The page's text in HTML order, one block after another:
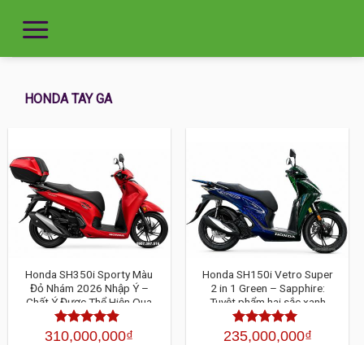
HONDA TAY GA
Honda SH350i Sporty Màu
Đỏ Nhám 2026 Nhập Ý –
Chất Ý Được Thể Hiện Qua
Từng Chi Tiết
Được xếp
310,000,000₫
Honda SH150i Vetro Super
2 in 1 Green – Sapphire:
Tuyệt phẩm hai sắc xanh
độc đáo giới hạn 200 xe
Được xếp
235,000,000₫